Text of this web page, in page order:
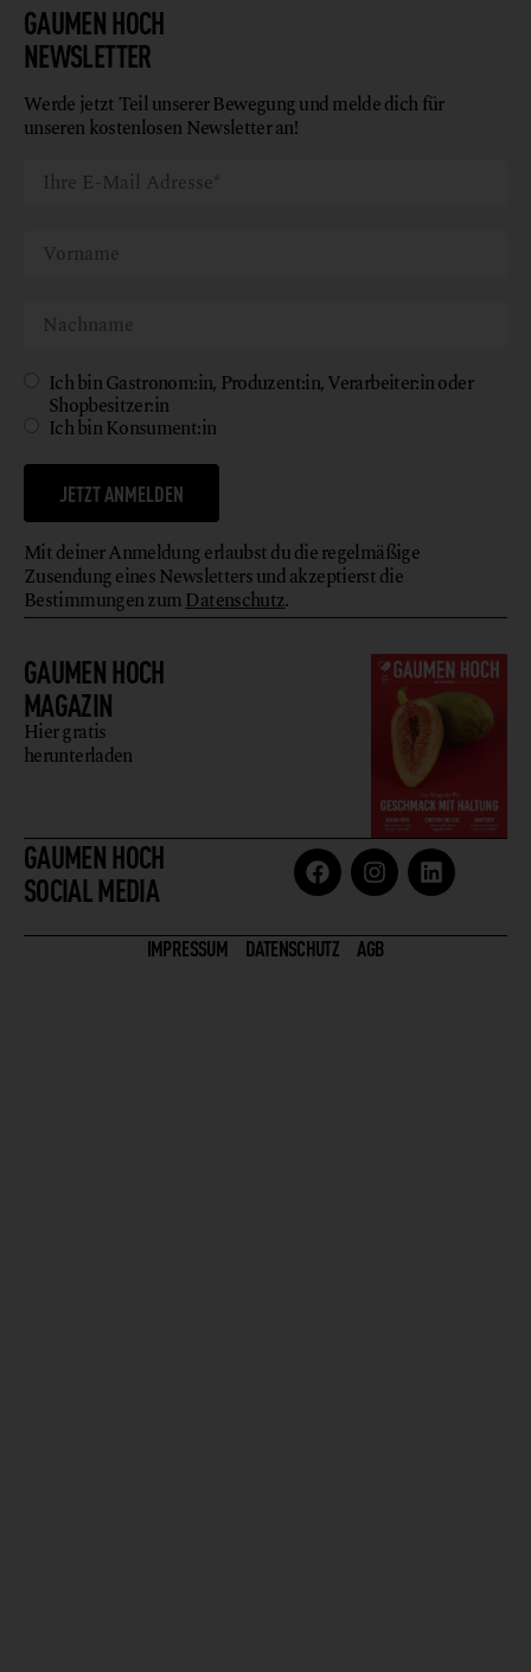
GAUMEN HOCH
MAGAZIN
Hier gratis
herunterladen
GAUMEN HOCH
SOCIAL MEDIA
GAUMEN HOCH
NEWSLETTER
Werde jetzt Teil unserer Bewegung und melde dich für
unseren kostenlosen Newsletter an!
Ich bin Gastronom:in, Produzent:in, Verarbeiter:in oder
Shopbesitzer:in
Ich bin Konsument:in
JETZT ANMELDEN
Mit deiner Anmeldung erlaubst du die regelmäßige
Zusendung eines Newsletters und akzeptierst die
Bestimmungen zumDatenschutz.
IMPRESSUM DATENSCHUTZ AGB